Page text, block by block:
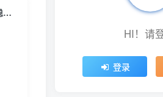
（5591期）抖音情感图文壁纸变现，纯原创玩法，爆单最高日收益破万，精品稳定低保项目
HI！请
登录